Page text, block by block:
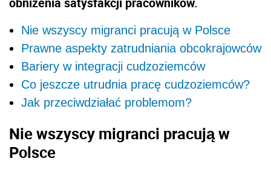
Nie wszyscy migranci pracują w Polsce
Prawne aspekty zatrudniania obcokrajowców
Bariery w integracji cudzoziemców
Co jeszcze utrudnia pracę cudzoziemców?
Jak przeciwdziałać problemom?
Nie wszyscy migranci pracują w
Polsce